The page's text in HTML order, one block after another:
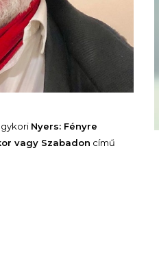
Nyers: Fényre
vagy Szabadon című